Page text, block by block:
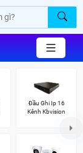
Đầu Ghi Ip 16
Kênh Kbvision